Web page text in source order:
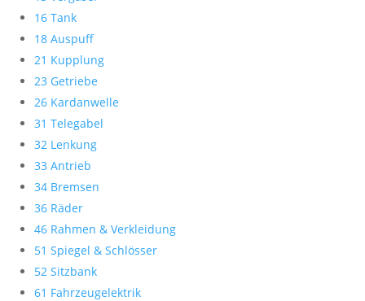
16 Tank
18 Auspuff
21 Kupplung
23 Getriebe
26 Kardanwelle
31 Telegabel
32 Lenkung
33 Antrieb
34 Bremsen
36 Räder
46 Rahmen & Verkleidung
51 Spiegel & Schlösser
52 Sitzbank
61 Fahrzeugelektrik